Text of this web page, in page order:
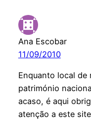
Ana Escobar
11/09/2010
Enquanto local de
património
acaso, é aqui
atenção a este